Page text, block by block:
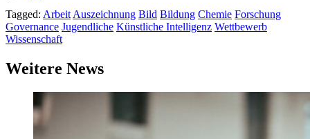
Tagged: Arbeit Auszeichnung Bild Bildung Chemie Forschung
Governance Jugendliche Künstliche Intelligenz Wettbewerb
Wissenschaft
Weitere News